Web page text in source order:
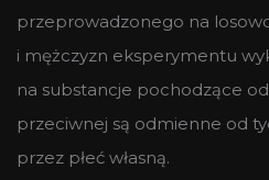
przeprowadzonego na
i mężczyzn eksperymentu
na substancje pochodzące
przeciwnej są odmienne od
przez płeć własną.